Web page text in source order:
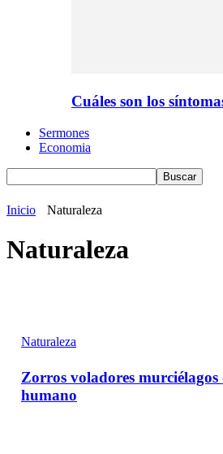
Cuáles son los
Sermones
Economia
Inicio Naturaleza
Naturaleza
Naturaleza
Zorros voladores
humano